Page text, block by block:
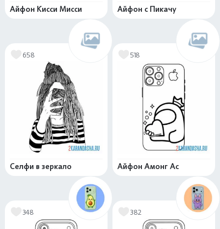
Айфон Кисси Мисси Айфон с Пикачу
658
Селфи в зеркало
518
Айфон Амонг Ас
348 382